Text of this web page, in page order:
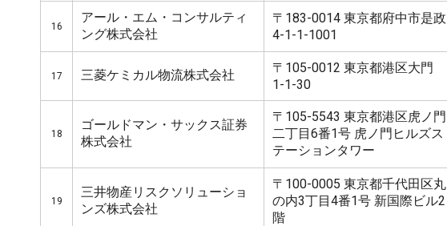
16
アール・エム・コンサルティ
ング株式会社
〒183-0014 東京都府中市是政
4-1-1-1001
17 三菱ケミカル物流株式会社
〒105-0012 東京都港区大門
1-1-30
18
ゴールドマン・サックス証券
株式会社
〒105-5543 東京都港区虎ノ門
二丁目6番1号 虎ノ門ヒルズス
テーションタワー
19
三井物産リスクソリューショ
ンズ株式会社
〒100-0005 東京都千代田区丸
の内3丁目4番1号 新国際ビル2
階